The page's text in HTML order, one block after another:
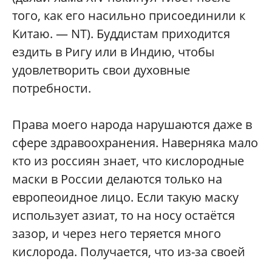
того, как его насильно присоединили к
Китаю. — NT). Буддистам приходится
ездить в Ригу или в Индию, чтобы
удовлетворить свои духовные
потребности.
Права моего народа нарушаются даже в
сфере здравоохранения. Наверняка мало
кто из россиян знает, что кислородные
маски в России делаются только на
европеоидное лицо. Если такую маску
использует азиат, то на носу остаётся
зазор, и через него теряется много
кислорода. Получается, что из-за своей